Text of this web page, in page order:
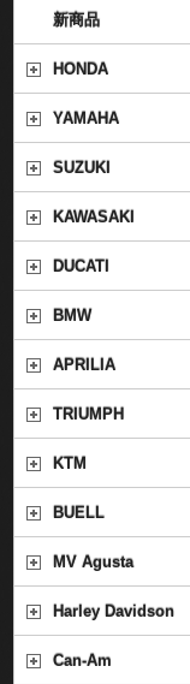
新商品
HONDA
YAMAHA
SUZUKI
KAWASAKI
DUCATI
BMW
APRILIA
TRIUMPH
KTM
BUELL
MV Agusta
Harley Davidson
Can-Am